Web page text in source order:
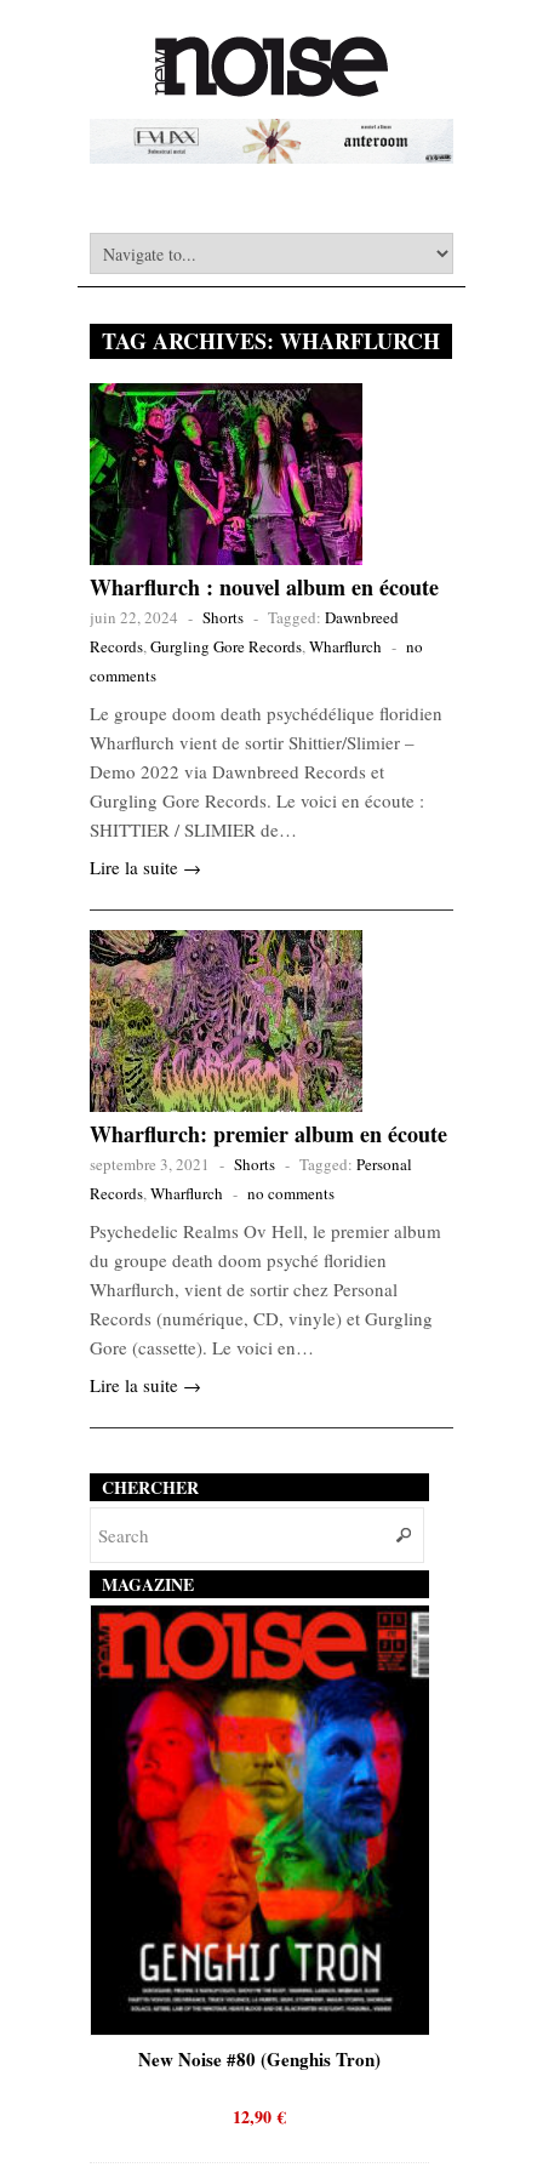
TAG ARCHIVES: WHARFLURCH
Wharflurch : nouvel album en écoute
juin 22, 2024 - Shorts - Tagged: Dawnbreed
Records,Gurgling Gore Records,Wharflurch - no
comments
Le groupe doom death psychédélique floridien
Wharflurch vient de sortir Shittier/Slimier –
Demo 2022 via Dawnbreed Records et
Gurgling Gore Records. Le voici en écoute :
SHITTIER / SLIMIER de…
Lire la suite →
Wharflurch: premier album en écoute
septembre 3, 2021 - Shorts - Tagged: Personal
Records,Wharflurch - no comments
Psychedelic Realms Ov Hell, le premier album
du groupe death doom psyché floridien
Wharflurch, vient de sortir chez Personal
Records (numérique, CD, vinyle) et Gurgling
Gore (cassette). Le voici en…
Lire la suite →
CHERCHER
MAGAZINE
New Noise #80 (Genghis Tron)
12,90€